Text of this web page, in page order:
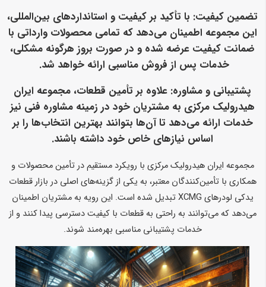
تضمین کیفیت: با تأکید بر کیفیت و استانداردهای بین‌المللی،
این مجموعه اطمینان می‌دهد که تمامی محصولات وارداتی با
ضمانت کیفیت عرضه شده و در صورت بروز هرگونه مشکلی،
خدمات پس از فروش مناسبی ارائه خواهد شد.
پشتیبانی و مشاوره: علاوه بر تأمین قطعات، مجموعه ایران
هیدرولیک مرکزی به مشتریان خود در زمینه مشاوره فنی نیز
خدمات ارائه می‌دهد تا آن‌ها بتوانند بهترین انتخاب‌ها را بر
اساس نیازهای خاص خود داشته باشند.
مجموعه ایران هیدرولیک مرکزی با رویکرد مستقیم در تأمین محصولات و
همکاری با تأمین‌کنندگان معتبر، به یکی از گزینه‌های اصلی در بازار قطعات
یدکی لودرهای XCMG تبدیل شده است. این رویه به مشتریان اطمینان
می‌دهد که می‌توانند به راحتی به قطعات با کیفیت دسترسی پیدا کنند و از
خدمات پشتیبانی مناسبی بهره‌مند شوند.